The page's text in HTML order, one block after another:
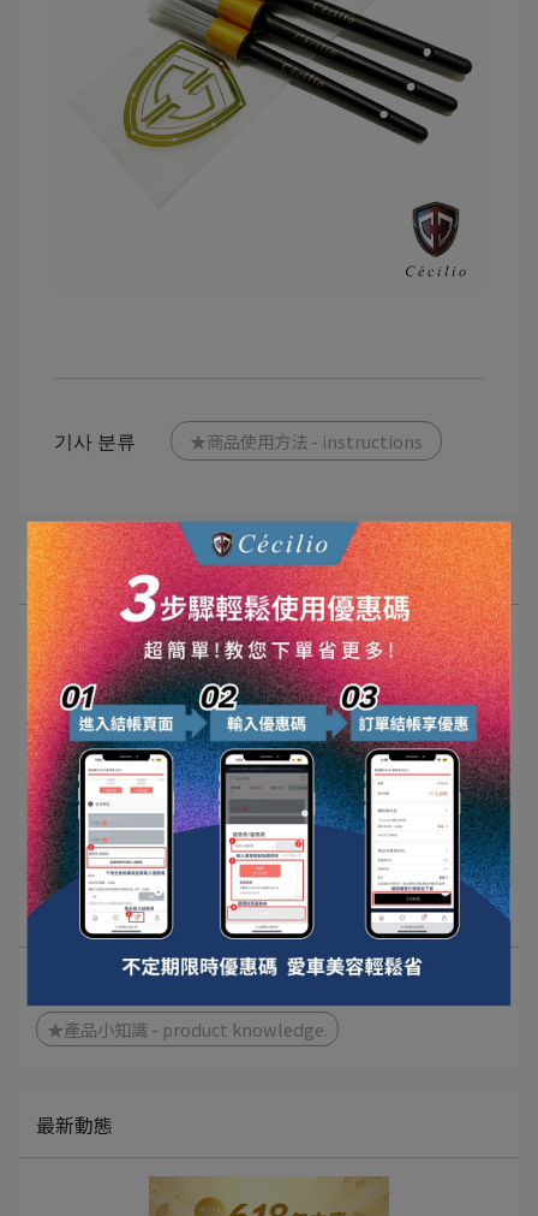
기사 분류 ★商品使用方法 - instructions
모든 기사 주제
最新動態
汽車美容看這邊
稀稀好物介紹
SGS檢驗報告
愛車小撇步ᐝ⟆
文章分類
★產品小知識 - product knowledge.
最新動態